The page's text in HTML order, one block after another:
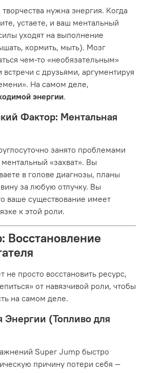
нужна энергия. Когда
устаете, и ваш ментальный
уходят на выполнение
кормить, мыть). Мозг
чем-то «необязательным»
с друзьями, аргументируя
На самом деле,
энергии.
Фактор: Ментальная
занято проблемами
«захват». Вы
в голове диагнозы, планы
за любую отлучку. Вы
ваше существование имеет
к этой роли.
Восстановление
не просто восстановить ресурс,
от навязчивой роли, чтобы
на самом деле.
Энергии (Топливо для
Super Jump быстро
причину потери себя —